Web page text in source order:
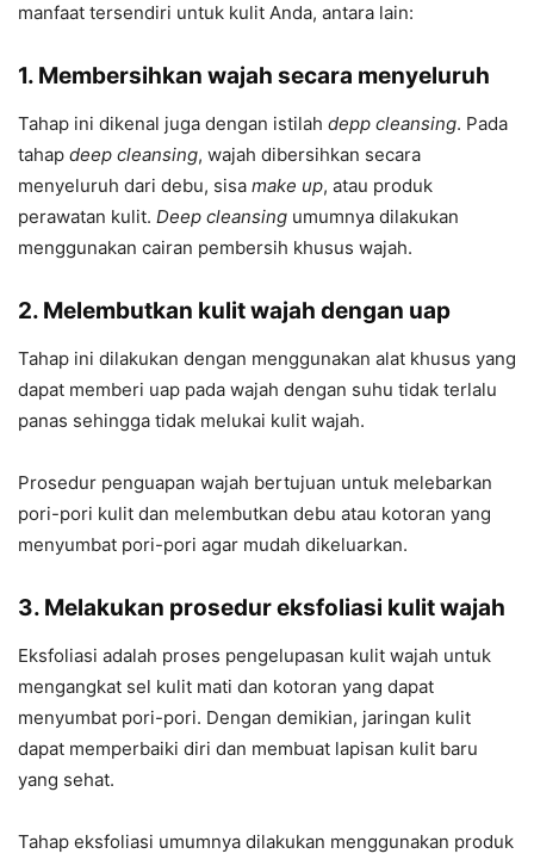
manfaat tersendiri untuk kulit Anda, antara lain:
1. Membersihkan wajah secara menyeluruh
Tahap ini dikenal juga dengan istilah depp cleansing. Pada
tahap deep cleansing, wajah dibersihkan secara
menyeluruh dari debu, sisa make up, atau produk
perawatan kulit. Deep cleansing umumnya dilakukan
menggunakan cairan pembersih khusus wajah.
2. Melembutkan kulit wajah dengan uap
Tahap ini dilakukan dengan menggunakan alat khusus yang
dapat memberi uap pada wajah dengan suhu tidak terlalu
panas sehingga tidak melukai kulit wajah.
Prosedur penguapan wajah bertujuan untuk melebarkan
pori-pori kulit dan melembutkan debu atau kotoran yang
menyumbat pori-pori agar mudah dikeluarkan.
3. Melakukan prosedur eksfoliasi kulit wajah
Eksfoliasi adalah proses pengelupasan kulit wajah untuk
mengangkat sel kulit mati dan kotoran yang dapat
menyumbat pori-pori. Dengan demikian, jaringan kulit
dapat memperbaiki diri dan membuat lapisan kulit baru
yang sehat.
Tahap eksfoliasi umumnya dilakukan menggunakan produk